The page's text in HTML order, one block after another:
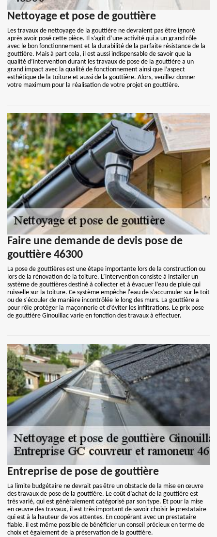
Nettoyage et pose de gouttière
Les travaux de nettoyage de la gouttière ne devraient pas être ignoré
après avoir posé cette pièce. Il s’agit d’une activité qui a un grand rôle
avec le bon fonctionnement et la durabilité de la parfaite résistance de la
gouttière. Mais à part cela, il est aussi indispensable de savoir que la
qualité d’intervention durant les travaux de pose de la gouttière a un
grand impact avec la qualité de fonctionnement ainsi que l’aspect
esthétique de la toiture et aussi de la gouttière. Alors, veuillez donner
votre maximum pour la réalisation de votre projet en gouttière.
Faire une demande de devis pose de
gouttière 46300
La pose de gouttières est une étape importante lors de la construction ou
lors de la rénovation de la toiture. L’intervention consiste à installer un
système de gouttières destiné à collecter et à évacuer l’eau de pluie qui
ruisselle sur la toiture. Ce système empêche l'eau de s’accumuler sur le toit
ou de s'écouler de manière incontrôlée le long des murs. La gouttière a
pour rôle protéger la maçonnerie et d’éviter les infiltrations. Le prix pose
de gouttière Ginouillac varie en fonction des travaux à effectuer.
Entreprise de pose de gouttière
La limite budgétaire ne devrait pas être un obstacle de la mise en œuvre
des travaux de pose de la gouttière. Le coût d’achat de la gouttière est
très varié, qui est généralement catégorisé par son type. Et pour la mise
en œuvre des travaux, il est très important de savoir choisir le prestataire
qui est à la hauteur de vos attentes. En coopérant avec un prestataire
fiable, il est même possible de bénéficier un conseil précieux en terme de
choix et également de la préservation de la gouttière.